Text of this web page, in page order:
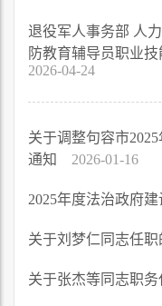
退役军人事务部 人
防教育辅导员职业
2026-04-24
关于调整句容市
通知
2026-01-16
2025年度法治政府建
关于刘梦仁同志任职
关于张杰等同志职务